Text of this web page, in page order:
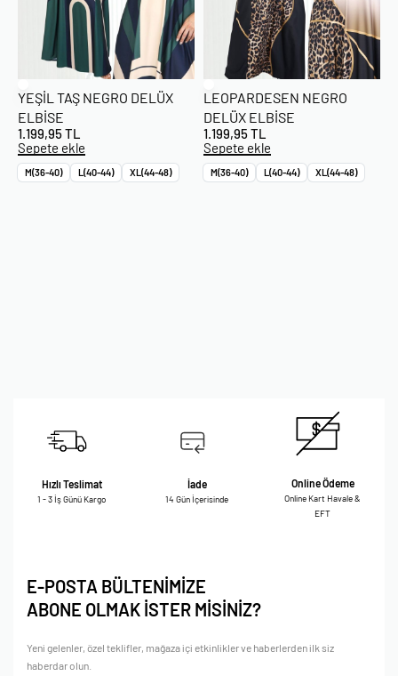
YEŞIL TAŞ NEGRO DELÜX
ELBISE
1.199,95TL
Sepete ekle
M(36-40) L(40-44) XL(44-48)
LEOPARDESEN NEGRO
DELÜX ELBISE
1.199,95TL
Sepete ekle
M(36-40) L(40-44) XL(44-48)
Hızlı Teslimat
1 - 3 İş Günü Kargo
İade
14 Gün İçerisinde
Online Ödeme
Online Kart Havale &
EFT
E-POSTA BÜLTENİMİZE
ABONE OLMAK İSTER MİSİNİZ?
Yeni gelenler, özel teklifler, mağaza içi etkinlikler ve haberlerden ilk siz
haberdar olun.